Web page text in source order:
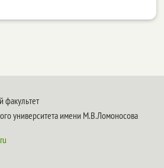
факультет
университета имени М.В.Ломоносова